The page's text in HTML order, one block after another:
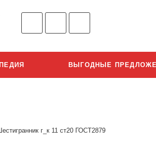
ВЫГОДНЫЕ
г_к 11 ст20 ГОСТ2879